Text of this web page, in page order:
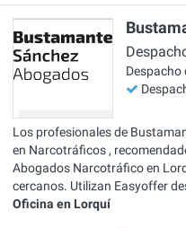
Despacho
Los profesionales de
en Narcotráficos ,
Abogados Narcotráfico en
cercanos. Utilizan Easyoffer
Oficina en Lorquí